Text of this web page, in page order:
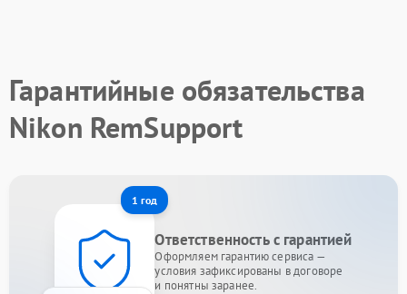
Гарантийные обязательства
Nikon RemSupport
1 год
Ответственность с гарантией
Оформляем гарантию сервиса —
условия зафиксированы в договоре
и понятны заранее.